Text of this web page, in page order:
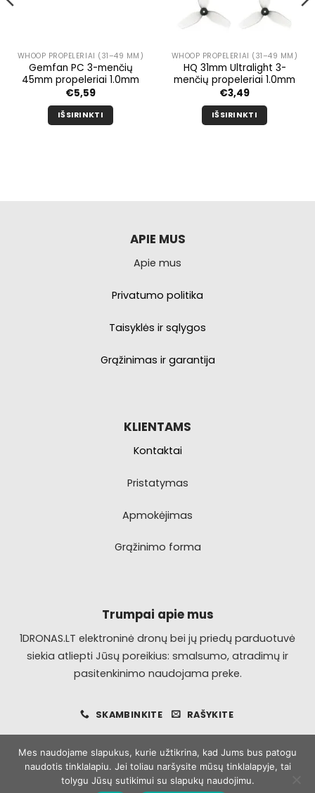
WHOOP PROPELERIAI (31–49 MM)
Gemfan PC 3-menčių
45mm propeleriai 1.0mm
€5,59
IŠSIRINKTI
WHOOP PROPELERIAI (31–49 MM)
HQ 31mm Ultralight 3-
menčių propeleriai 1.0mm
€3,49
IŠSIRINKTI
APIE MUS
Apie mus
Privatumo politika
Taisyklės ir sąlygos
Grąžinimas ir garantija
KLIENTAMS
Kontaktai
Pristatymas
Apmokėjimas
Grąžinimo forma
Trumpai apie mus
1DRONAS.LT elektroninė dronų bei jų priedų parduotuvė
siekia atliepti Jūsų poreikius: smalsumo, atradimų ir
pasitenkinimo naudojama preke.
SKAMBINKITE RAŠYKITE
Visa MasterCard
Bank
Mes naudojame slapukus, kurie užtikrina, kad Jums bus patogu
naudotis tinklalapiu. Jei toliau naršysite mūsų tinklalapyje, tai
tolygu Jūsų sutikimui su slapukų naudojimu.